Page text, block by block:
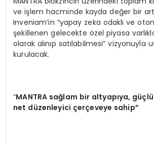
ve işlem hacminde kayda değer bir
Inveniam’in “yapay zeka odaklı ve
şekillenen gelecekte özel piyasa
olarak alınıp satılabilmesi” vizyonuyla
kurulacak.
“MANTRA sağlam bir altyapıya,
net düzenleyici çerçeveye sahip”